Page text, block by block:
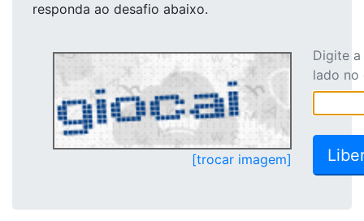
responda ao desafio abaixo.
[trocar imagem]
Digite
lado no